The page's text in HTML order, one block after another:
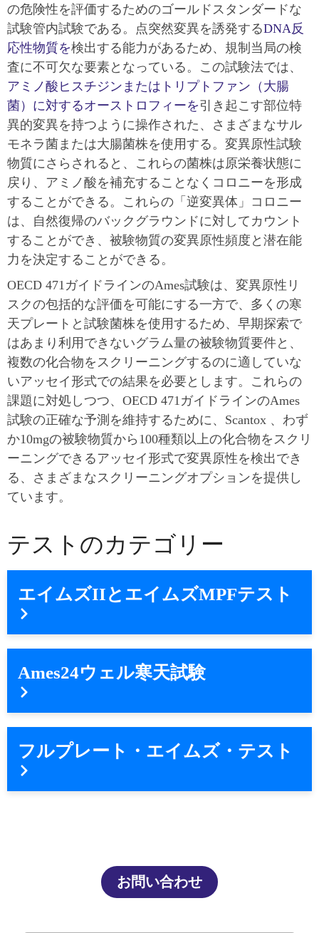
の危険性を評価するためのゴールドスタンダードな
試験管内試験である。点突然変異を誘発するDNA反
応性物質を検出する能力があるため、規制当局の検
査に不可欠な要素となっている。この試験法では、
アミノ酸ヒスチジンまたはトリプトファン（大腸
菌）に対するオーストロフィーを引き起こす部位特
異的変異を持つように操作された、さまざまなサル
モネラ菌または大腸菌株を使用する。変異原性試験
物質にさらされると、これらの菌株は原栄養状態に
戻り、アミノ酸を補充することなくコロニーを形成
することができる。これらの「逆変異体」コロニー
は、自然復帰のバックグラウンドに対してカウント
することができ、被験物質の変異原性頻度と潜在能
力を決定することができる。
OECD 471ガイドラインのAmes試験は、変異原性リ
スクの包括的な評価を可能にする一方で、多くの寒
天プレートと試験菌株を使用するため、早期探索で
はあまり利用できないグラム量の被験物質要件と、
複数の化合物をスクリーニングするのに適していな
いアッセイ形式での結果を必要とします。これらの
課題に対処しつつ、OECD 471ガイドラインのAmes
試験の正確な予測を維持するために、Scantox 、わず
か10mgの被験物質から100種類以上の化合物をスクリ
ーニングできるアッセイ形式で変異原性を検出でき
る、さまざまなスクリーニングオプションを提供し
ています。
テストのカテゴリー
エイムズIIとエイムズMPFテスト
Ames24ウェル寒天試験
フルプレート・エイムズ・テスト
お問い合わせ